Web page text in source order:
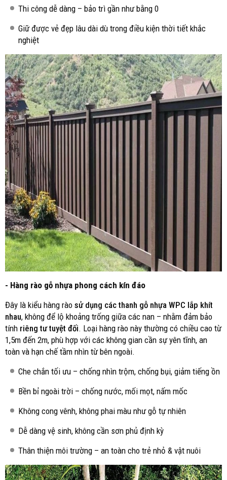
Thi công dễ dàng – bảo trì gần như bằng 0
Giữ được vẻ đẹp lâu dài dù trong điều kiện thời tiết khắc
nghiệt
- Hàng rào gỗ nhựa phong cách kín đáo
Đây là kiểu hàng rào sử dụng các thanh gỗ nhựa WPC lắp khít
nhau, không để lộ khoảng trống giữa các nan – nhằm đảm bảo
tính riêng tư tuyệt đối. Loại hàng rào này thường có chiều cao từ
1,5m đến 2m, phù hợp với các không gian cần sự yên tĩnh, an
toàn và hạn chế tầm nhìn từ bên ngoài.
Che chắn tối ưu – chống nhìn trộm, chống bụi, giảm tiếng ồn
Bền bỉ ngoài trời – chống nước, mối mọt, nấm mốc
Không cong vênh, không phai màu như gỗ tự nhiên
Dễ dàng vệ sinh, không cần sơn phủ định kỳ
Thân thiện môi trường – an toàn cho trẻ nhỏ & vật nuôi